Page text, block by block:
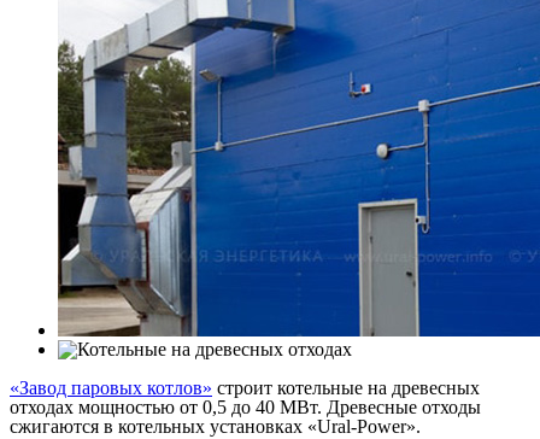
«Завод паровых котлов» строит котельные на древесных
отходах мощностью от 0,5 до 40 МВт. Древесные отходы
сжигаются в котельных установках «Ural-Power».